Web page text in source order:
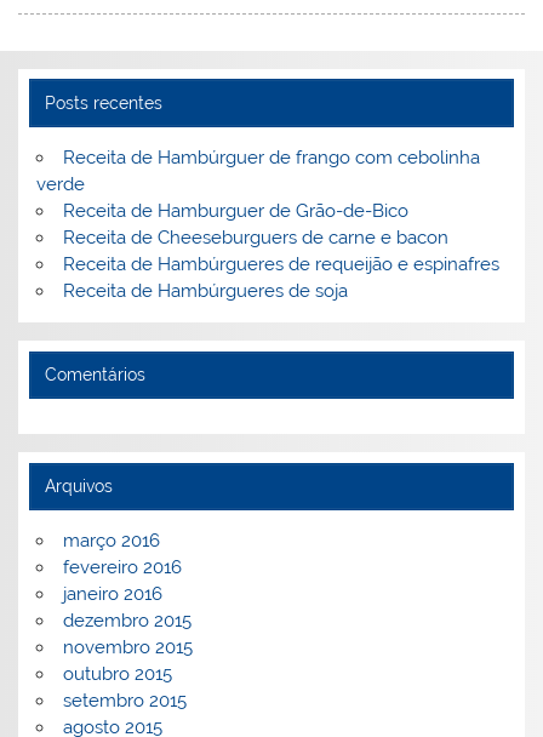
st dI b
o
k
o
l
Posts recentes
Receita de Hambúrguer de frango com cebolinha
verde
Receita de Hamburguer de Grão-de-Bico
Receita de Cheeseburguers de carne e bacon
Receita de Hambúrgueres de requeijão e espinafres
Receita de Hambúrgueres de soja
Comentários
Arquivos
março 2016
fevereiro 2016
janeiro 2016
dezembro 2015
novembro 2015
outubro 2015
setembro 2015
agosto 2015